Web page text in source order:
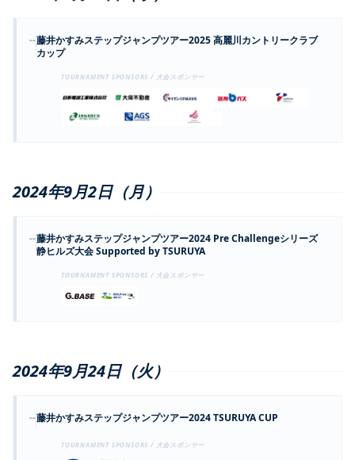
--藤井かすみステップジャンプツアー2025 高麗川カントリークラブ
カップ
TOURNAMENT SPONSORS / 大会スポンサー
2024年9月2日（月）
--藤井かすみステップジャンプツアー2024 Pre Challengeシリーズ
静ヒルズ大会 Supported by TSURUYA
TOURNAMENT SPONSORS / 大会スポンサー
2024年9月24日（火）
--藤井かすみステップジャンプツアー2024 TSURUYA CUP
TOURNAMENT SPONSORS / 大会スポンサー